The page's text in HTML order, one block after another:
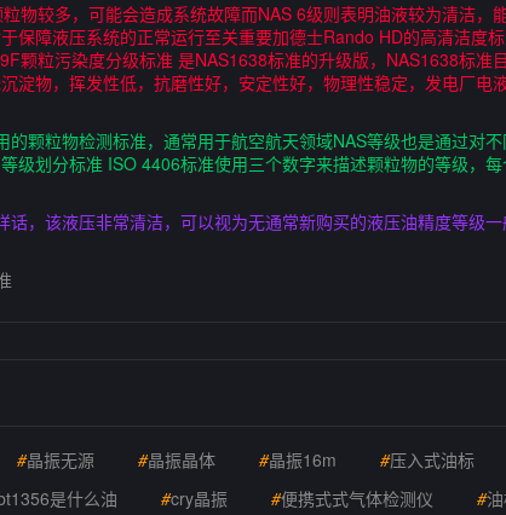
物较多，可能会造成系统故障而NAS 6级则表明油液较为清洁
保障液压系统的正常运行至关重要加德士Rando HD的高清洁度
颗粒污染度分级标准 是NAS1638标准的升级版，NAS1638标
淀物，挥发性低，抗磨性好，安定性好，物理性稳定，发电厂
的颗粒物检测标准，通常用于航空航天领域NAS等级也是通过对
级划分标准 ISO 4406标准使用三个数字来描述颗粒物的等级，
话，该液压非常清洁，可以视为无通常新购买的液压油精度等级
#晶振无源 #晶振晶体 #晶振16m #压入式油标
是什么油 #cry晶振 #便携式式气体检测仪 #